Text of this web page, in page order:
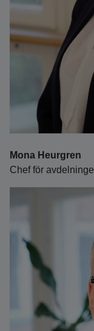
Mona Heurgren
Chef för